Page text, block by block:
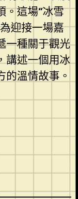
。這場“冰雪
迎接一場嘉
一種關于觀光
講述一個用冰
的溫情故事。